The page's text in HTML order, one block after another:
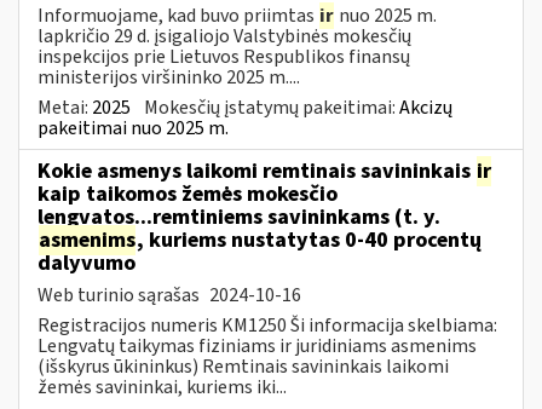
Informuojame, kad buvo priimtas ir nuo 2025 m.
lapkričio 29 d. įsigaliojo Valstybinės mokesčių
inspekcijos prie Lietuvos Respublikos finansų
ministerijos viršininko 2025 m....
Metai: 2025 Mokesčių įstatymų pakeitimai:Akcizų
pakeitimai nuo 2025 m.
Kokie asmenys laikomi remtinais savininkais ir
kaip taikomos žemės mokesčio
lengvatos...remtiniems savininkams (t. y.
asmenims, kuriems nustatytas 0-40 procentų
dalyvumo
Web turinio sąrašas 2024-10-16
Registracijos numeris KM1250 Ši informacija skelbiama:
Lengvatų taikymas fiziniams ir juridiniams asmenims
(išskyrus ūkininkus) Remtinais savininkais laikomi
žemės savininkai, kuriems iki...